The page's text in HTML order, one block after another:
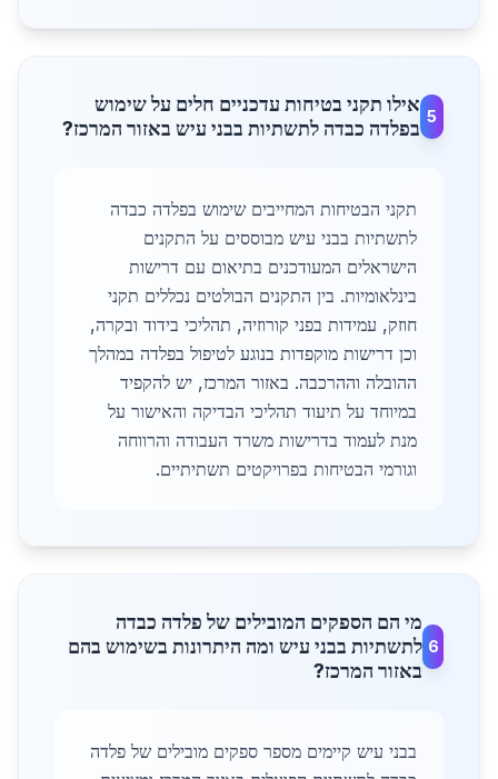
5
אילו תקני בטיחות עדכניים חלים על שימוש
בפלדה כבדה לתשתיות בבני עיש באזור המרכז?
תקני הבטיחות המחייבים שימוש בפלדה כבדה
לתשתיות בבני עיש מבוססים על התקנים
הישראלים המעודכנים בתיאום עם דרישות
בינלאומיות. בין התקנים הבולטים נכללים תקני
חוזק, עמידות בפני קורוזיה, תהליכי בידוד ובקרה,
וכן דרישות מוקפדות בנוגע לטיפול בפלדה במהלך
ההובלה וההרכבה. באזור המרכז, יש להקפיד
במיוחד על תיעוד תהליכי הבדיקה והאישור על
מנת לעמוד בדרישות משרד העבודה והרווחה
וגורמי הבטיחות בפרויקטים תשתיתיים.
6
מי הם הספקים המובילים של פלדה כבדה
לתשתיות בבני עיש ומה היתרונות בשימוש בהם
באזור המרכז?
בבני עיש קיימים מספר ספקים מובילים של פלדה